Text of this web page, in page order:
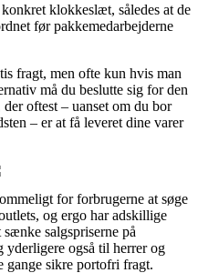
klokkeslæt, således at de
før pakkemedarbejderne
fragt, men ofte kun hvis man
må du beslutte sig for den
oftest – uanset om du bor
– er at få leveret dine varer
for forbrugerne at søge
og ergo har adskillige
salgspriserne på
yderligere også til herrer og
gange sikre portofri fragt.